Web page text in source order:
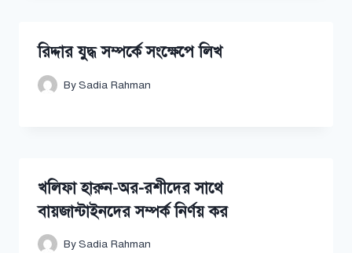
রিদ্দার যুদ্ধ সম্পর্কে সংক্ষেপে লিখ
BySadia Rahman
খলিফা হারুন-অর-রশীদের সাথে
বায়জান্টাইনদের সম্পর্ক নির্ণয় কর
BySadia Rahman